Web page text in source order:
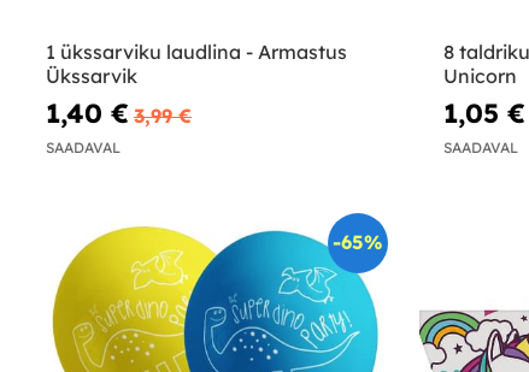
1 ükssarviku laudlina - Armastus
Ükssarvik
1,40 € 3,99 €
SAADAVAL
8
Unicorn
1,05 €
SAADAVAL
-65%